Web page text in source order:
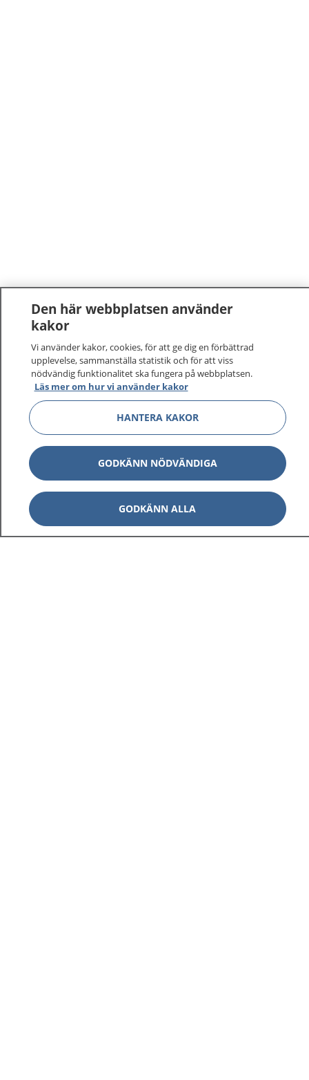
Den här webbplatsen använder
kakor
Vi använder kakor, cookies, för att ge dig en förbättrad
upplevelse, sammanställa statistik och för att viss
nödvändig funktionalitet ska fungera på webbplatsen.
Läs mer om hur vi använder kakor
HANTERA KAKOR
GODKÄNN NÖDVÄNDIGA
GODKÄNN ALLA